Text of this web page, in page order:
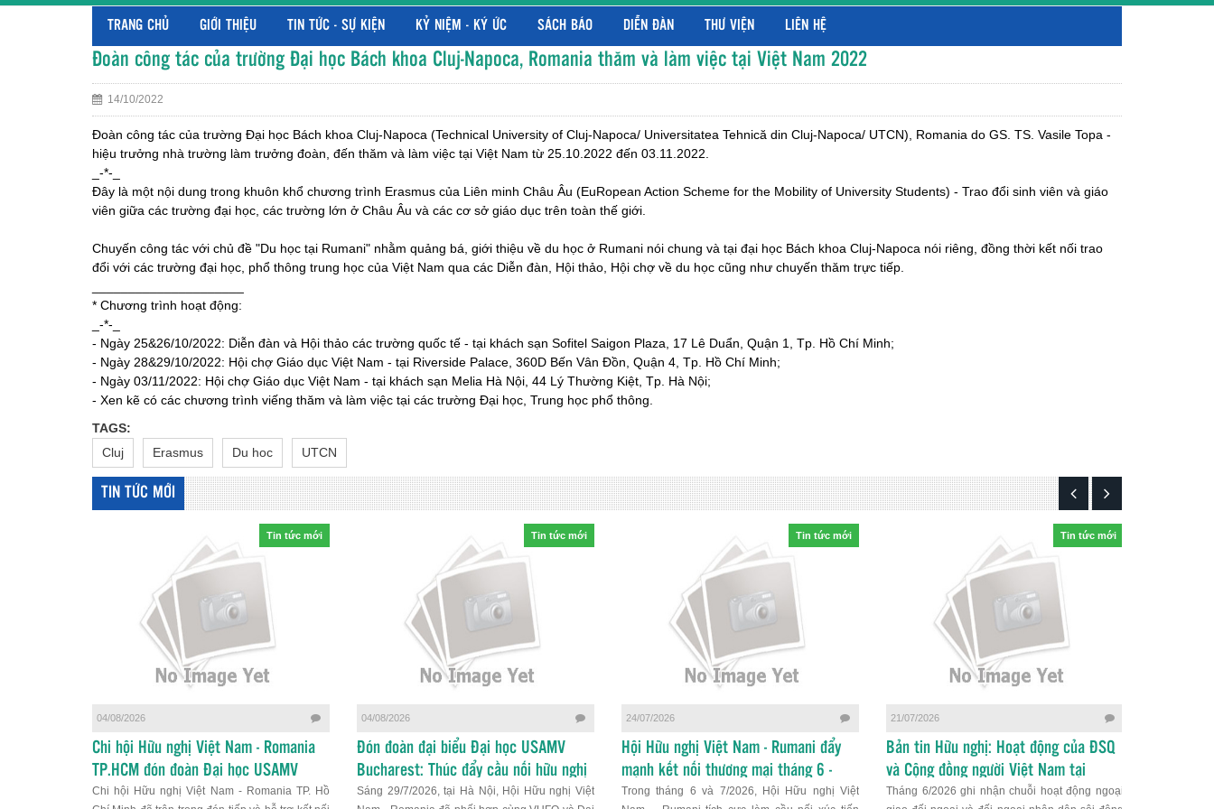
TRANG CHỦ GIỚI THIỆU TIN TỨC - SỰ KIỆN KỶ NIỆM - KÝ ỨC SÁCH BÁO DIỄN ĐÀN THƯ VIỆN LIÊN HỆ
Đoàn công tác của trường Đại học Bách khoa Cluj-Napoca, Romania thăm và làm việc tại Việt Nam 2022
14/10/2022
Đoàn công tác của trường Đại học Bách khoa Cluj-Napoca (Technical University of Cluj-Napoca/ Universitatea Tehnică din Cluj-Napoca/ UTCN), Romania do GS. TS. Vasile Topa -
hiệu trưởng nhà trường làm trưởng đoàn, đến thăm và làm việc tại Việt Nam từ 25.10.2022 đến 03.11.2022.
_-*-_
Đây là một nội dung trong khuôn khổ chương trình Erasmus của Liên minh Châu Âu (EuRopean Action Scheme for the Mobility of University Students) - Trao đổi sinh viên và giáo
viên giữa các trường đại học, các trường lớn ở Châu Âu và các cơ sở giáo dục trên toàn thế giới.
Chuyến công tác với chủ đề "Du học tại Rumani" nhằm quảng bá, giới thiệu về du học ở Rumani nói chung và tại đại học Bách khoa Cluj-Napoca nói riêng, đồng thời kết nối trao
đổi với các trường đại học, phổ thông trung học của Việt Nam qua các Diễn đàn, Hội thảo, Hội chợ về du học cũng như chuyến thăm trực tiếp.
* Chương trình hoạt động:
_-*-_
- Ngày 25&26/10/2022: Diễn đàn và Hội thảo các trường quốc tế - tại khách sạn Sofitel Saigon Plaza, 17 Lê Duẩn, Quận 1, Tp. Hồ Chí Minh;
- Ngày 28&29/10/2022: Hội chợ Giáo dục Việt Nam - tại Riverside Palace, 360D Bến Vân Đồn, Quận 4, Tp. Hồ Chí Minh;
- Ngày 03/11/2022: Hội chợ Giáo dục Việt Nam - tại khách sạn Melia Hà Nội, 44 Lý Thường Kiệt, Tp. Hà Nội;
- Xen kẽ có các chương trình viếng thăm và làm việc tại các trường Đại học, Trung học phổ thông.
TAGS:
Cluj
Erasmus Du hoc UTCN
TIN TỨC MỚI
Tin tức mới
04/08/2026
Chi hội Hữu nghị Việt Nam - Romania
TP.HCM đón đoàn Đại học USAMV
Bucharest: Thắt chặt tình hữu nghị và
Chi hội Hữu nghị Việt Nam - Romania TP. Hồ
Tin tức mới
04/08/2026
Đón đoàn đại biểu Đại học USAMV
Bucharest: Thúc đẩy cầu nối hữu nghị
và giáo dục đào tạo Việt Nam -
Sáng 29/7/2026, tại Hà Nội, Hội Hữu nghị Việt
Tin tức mới
24/07/2026
Hội Hữu nghị Việt Nam - Rumani đẩy
mạnh kết nối thương mại tháng 6 -
7/2026. Asociația de Prietenie
Trong tháng 6 và 7/2026, Hội Hữu nghị Việt
Tin tức mới
21/07/2026
Bản tin Hữu nghị: Hoạt động của ĐSQ
và Cộng đồng người Việt Nam tại
Rumani tháng 6/2026: Đẩy mạnh hợp
Tháng 6/2026 ghi nhận chuỗi hoạt động ngoại